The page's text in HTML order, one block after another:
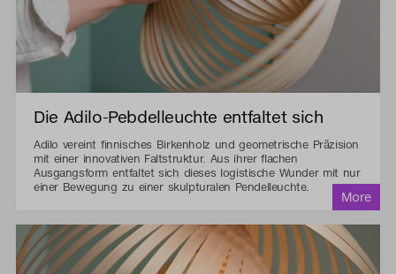
Die Adilo-Pebdelleuchte entfaltet sich
Adilo vereint finnisches Birkenholz und geometrische Präzision
mit einer innovativen Faltstruktur. Aus ihrer flachen
Ausgangsform entfaltet sich dieses logistische Wunder mit nur
einer Bewegung zu einer skulpturalen Pendelleuchte.